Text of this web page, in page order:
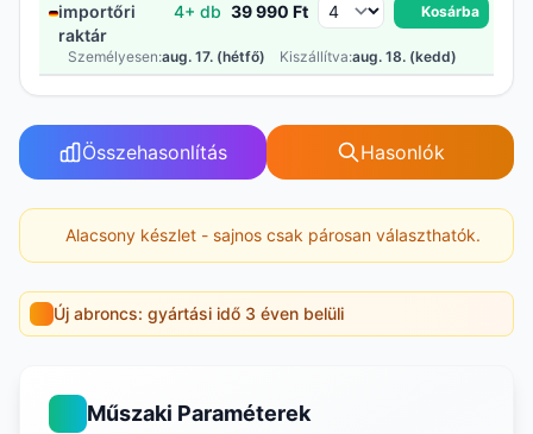
importőri
raktár
4+ db 39 990 Ft Kosárba
Személyesen:aug. 17. (hétfő) Kiszállítva:aug. 18. (kedd)
Összehasonlítás Hasonlók
Alacsony készlet - sajnos csak párosan választhatók.
Új abroncs: gyártási idő 3 éven belüli
Műszaki Paraméterek